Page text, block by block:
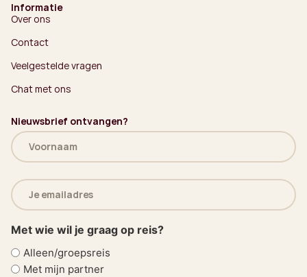
Informatie
Over ons
Contact
Veelgestelde vragen
Chat met ons
Nieuwsbrief ontvangen?
Naam
(Vereist)
E-
mailadres
(Vereist)
Met wie wil je graag op reis?
Alleen/groepsreis
Met mijn partner